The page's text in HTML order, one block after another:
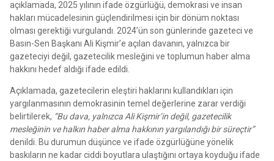
açıklamada, 2025 yılının ifade özgürlüğü, demokrasi ve insan
hakları mücadelesinin güçlendirilmesi için bir dönüm noktası
olması gerektiği vurgulandı. 2024’ün son günlerinde gazeteci ve
Basın-Sen Başkanı Ali Kişmir’e açılan davanın, yalnızca bir
gazeteciyi değil, gazetecilik mesleğini ve toplumun haber alma
hakkını hedef aldığı ifade edildi.
Açıklamada, gazetecilerin eleştiri haklarını kullandıkları için
yargılanmasının demokrasinin temel değerlerine zarar verdiği
belirtilerek, “Bu dava, yalnızca Ali Kişmir’in değil, gazetecilik
mesleğinin ve halkın haber alma hakkının yargılandığı bir süreçtir”
denildi. Bu durumun düşünce ve ifade özgürlüğüne yönelik
baskıların ne kadar ciddi boyutlara ulaştığını ortaya koyduğu ifade